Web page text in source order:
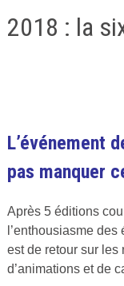
2018 : la
Publié
6
2018
par
Cuisine
Ta
L’événement
pas manquer
Après 5 éditions
l’enthousiasme des
est de retour sur les
d’animations et de